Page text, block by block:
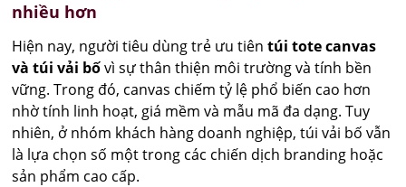
nhiều hơn
Hiện nay, người tiêu dùng trẻ ưu tiêntúi tote canvas
và túi vải bốvì sự thân thiện môi trường và tính bền
vững. Trong đó, canvas chiếm tỷ lệ phổ biến cao hơn
nhờ tính linh hoạt, giá mềm và mẫu mã đa dạng. Tuy
nhiên, ở nhóm khách hàng doanh nghiệp, túi vải bố vẫn
là lựa chọn số một trong các chiến dịch branding hoặc
sản phẩm cao cấp.